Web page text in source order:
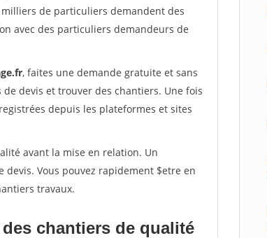
milliers de particuliers demandent des
avec des particuliers demandeurs de
, faites une demande gratuite et sans
devis et trouver des chantiers. Une fois
depuis les plateformes et sites
avant la mise en relation. Un
Vous pouvez rapidement $etre en
travaux.
chantiers de qualité